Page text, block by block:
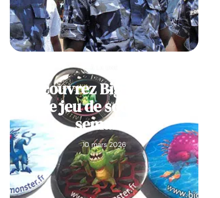
Découvrez Big Monster,
notre jeu de société de la
semaine
10 mars 2026